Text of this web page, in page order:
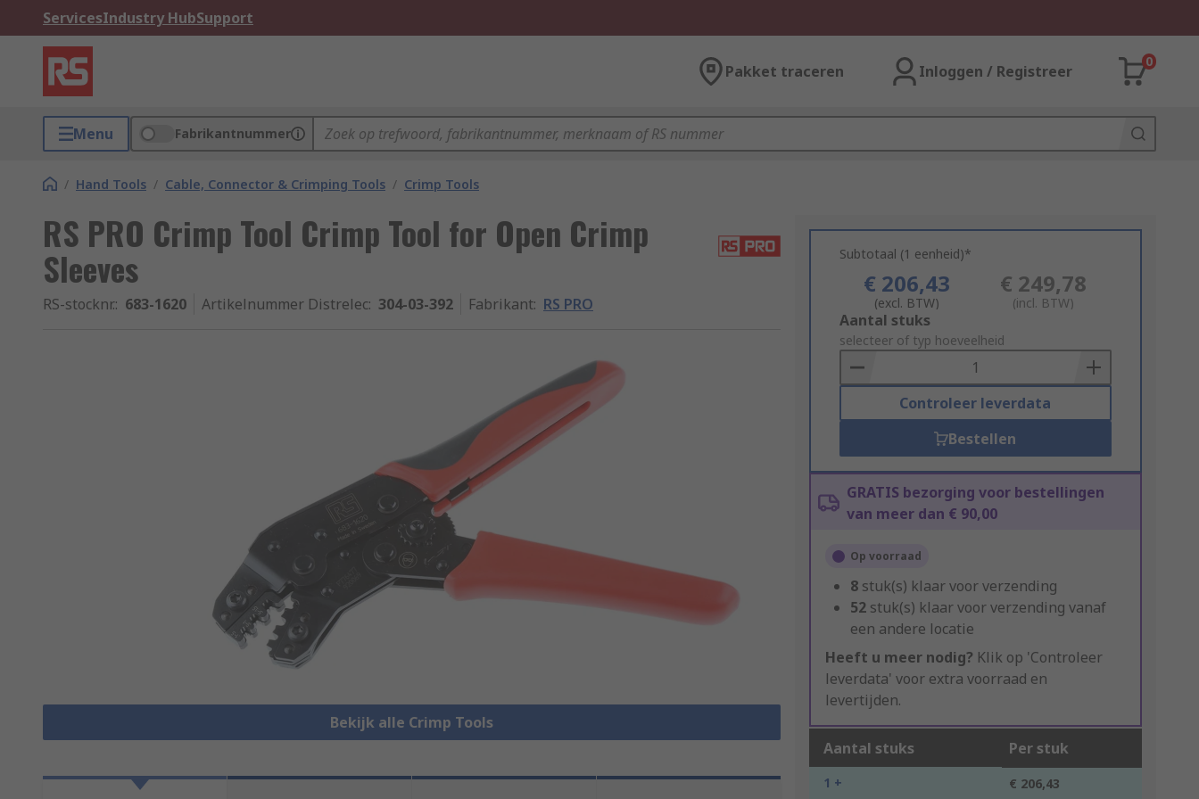
ServicesIndustry HubSupport
Pakket traceren Inloggen / Registreer
0
Menu Fabrikantnummer
/ Hand Tools / Cable, Connector & Crimping Tools / Crimp Tools
RS PRO Crimp Tool Crimp Tool for Open Crimp
Sleeves
RS-stocknr.: 683-1620 Artikelnummer Distrelec: 304-03-392 Fabrikant: RS PRO
Bekijk alle Crimp Tools
Subtotaal (1 eenheid)*
€ 206,43
(excl. BTW)
€ 249,78
(incl. BTW)
Add
to
Basket
Aantal stuks
selecteer of typ hoeveelheid
Controleer leverdata
Bestellen
GRATIS bezorging voor bestellingen
van meer dan € 90,00
Op voorraad
8 stuk(s) klaar voor verzending
52 stuk(s) klaar voor verzending vanaf
een andere locatie
Heeft u meer nodig? Klik op 'Controleer
leverdata' voor extra voorraad en
levertijden.
Aantal stuks Per stuk
1 + € 206,43